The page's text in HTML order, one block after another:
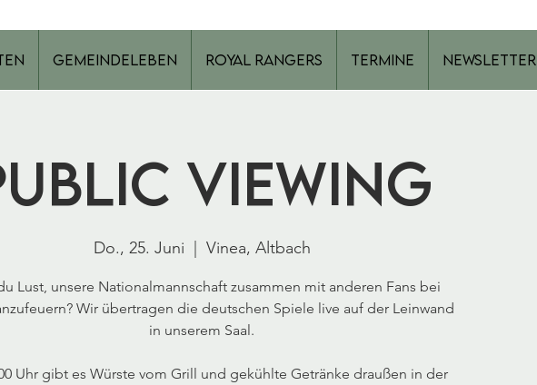
Gemeindeleben Royal Rangers Termine Newsletter
Viewing
Do., 25. Juni Vinea, Altbach
Lust, unsere Nationalmannschaft zusammen mit anderen Fans bei
Wir übertragen die deutschen Spiele live auf der Leinwand
in unserem Saal.
Uhr gibt es Würste vom Grill und gekühlte Getränke draußen in der